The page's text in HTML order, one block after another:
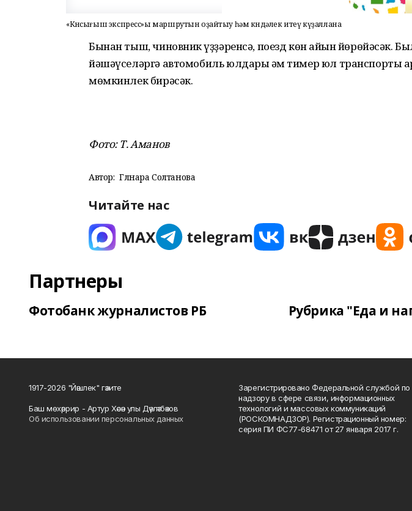
«Көнсығыш экспресс»ы маршрутын оҙайтыу һәм көндәлек итеү күҙаллана
Бынан тыш, чиновник һүҙҙәренсә, поезд көн һайын йөрөйәсәк.
йәшәүселәргә автомобиль юлдары һәм тимер юл транспорты
мөмкинлек бирәсәк.
Фото: Т. Аманов
Автор: Гөлнара Солтанова
Читайте нас
Партнеры
Фотобанк журналистов РБ Рубрика "Еда и
1917-2026 "Йәшлек" гәзите
Баш мөхәррир - Артур Хәсән улы Дәүләтбәков
Об использовании персональных данных
Зарегистрировано Федеральной службой по
надзору в сфере связи, информационных
технологий и массовых коммуникаций
(РОСКОМНАДЗОР). Регистрационный номер:
серия ПИ ФС77-68471 от 27 января 2017 г.